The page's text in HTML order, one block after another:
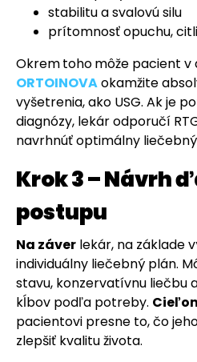
stabilitu a svalovú silu
prítomnosť opuchu,
Okremtohomôže pacient v
ORTOINOVAokamžite
vyšetrenia, ako USG. Ak je
diagnózy, lekár odporučí
navrhnúť optimálny
Krok 3 – Návrh
postupu
Na záver lekár, na základe
individuálny liečebný plán.
stavu, konzervatívnu liečbu
kĺbov podľa potreby.
pacientovi presne to, čo
zlepšiť kvalitu života.